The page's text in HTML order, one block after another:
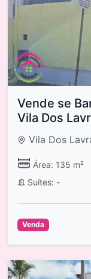
Vende se
Vila Dos
Vila Dos
Área: 135 m²
Suítes: -
Venda